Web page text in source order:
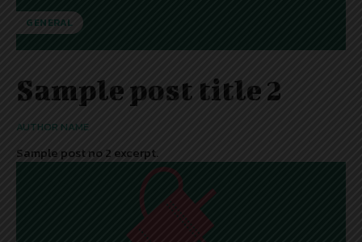
GENERAL
Sample post title 2
AUTHOR NAME
Sample post no 2 excerpt.